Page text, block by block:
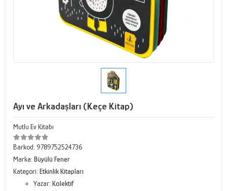
Ayı ve Arkadaşları (Keçe Kitap)
Mutlu Ev Kitabı
Barkod: 9789752524736
Marka: Büyülü Fener
Kategori: Etkinlik Kitapları
Yazar: Kolektif